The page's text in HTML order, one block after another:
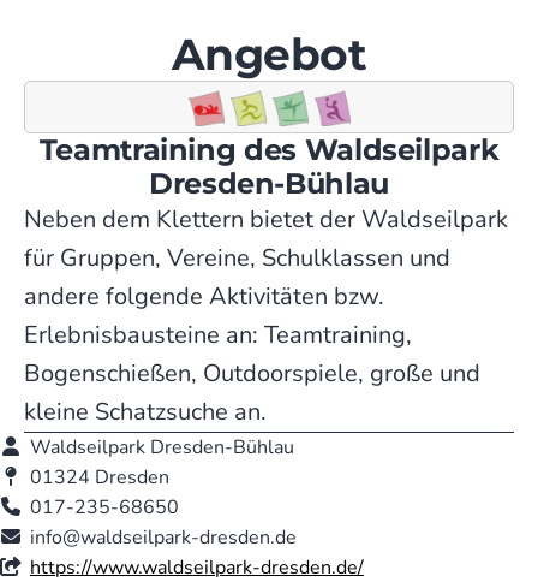
Angebot
Teamtraining des Wald­seil­park
Dresden-Bühlau
Neben dem Klettern bietet der Waldseilpark
für Gruppen, Vereine, Schulklassen und
andere folgende Aktivitäten bzw.
Erlebnisbausteine an: Teamtraining,
Bogenschießen, Outdoorspiele, große und
kleine Schatzsuche an.
Waldseilpark Dresden-Bühlau
01324 Dresden
017-235-68650
info@waldseilpark-dresden.de
https://www.waldseilpark-dresden.de/